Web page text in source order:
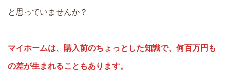
と思っていませんか？
マイホームは、購入前のちょっとした知識で、何百万円も
の差が生まれることもあります。